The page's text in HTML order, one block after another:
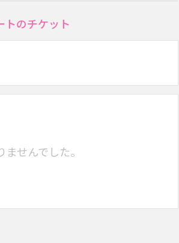
のチケット
せんでした。